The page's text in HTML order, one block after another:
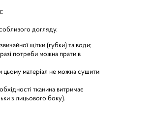
догляду.
щітки (губки) та води;
потреби можна прати в
цьому матеріал не можна сушити
тканина витримає
з лицьового боку).